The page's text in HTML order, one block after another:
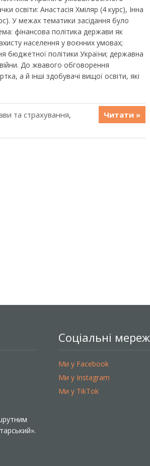
освіти: Анастасія Хміляр (4 курс), Інна
У межах тематики засідання було
фінансова політика держави як
населення у воєнних умовах;
бюджетної політики України; державна
До жвавого обговорення
а й інші здобувачі вищої освіти, які
та страхування,
Читати »
Соціальні
Ми у Facebook
Ми у Instagram
Ми у TikTok